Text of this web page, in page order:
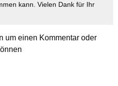
kann. Vielen Dank für Ihr
um einen Kommentar oder